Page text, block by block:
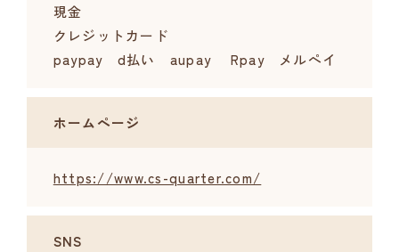
現金
クレジットカード
paypay d払い aupay Rpay メルペイ
ホームページ
https://www.cs-quarter.com/
SNS